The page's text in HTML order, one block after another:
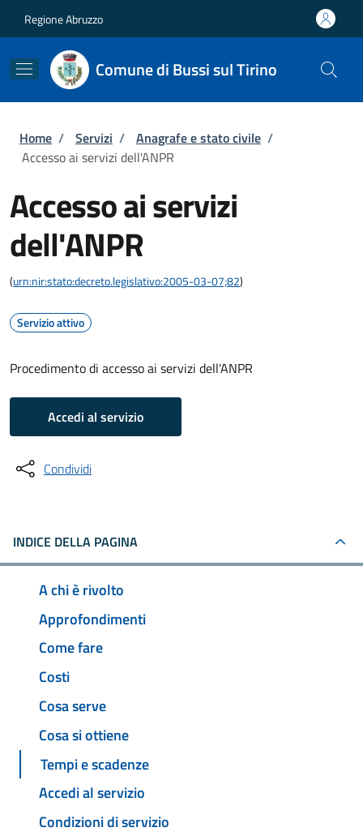
Regione Abruzzo
Comune di Bussi sul Tirino
Briciole di pane
Home / Servizi / Anagrafe e stato civile /
Accesso ai servizi dell'ANPR
Accesso ai servizi
dell'ANPR
(urn:nir:stato:decreto.legislativo:2005-03-07;82)
Servizio attivo
Procedimento di accesso ai servizi dell'ANPR
Accedi al servizio
Condividi
INDICE DELLA PAGINA
A chi è rivolto
Approfondimenti
Come fare
Costi
Cosa serve
Cosa si ottiene
Tempi e scadenze
Accedi al servizio
Condizioni di servizio